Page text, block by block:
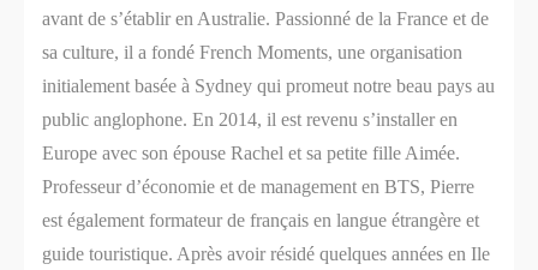
avant de s’établir en Australie. Passionné de la France et de
sa culture, il a fondé French Moments, une organisation
initialement basée à Sydney qui promeut notre beau pays au
public anglophone. En 2014, il est revenu s’installer en
Europe avec son épouse Rachel et sa petite fille Aimée.
Professeur d’économie et de management en BTS, Pierre
est également formateur de français en langue étrangère et
guide touristique. Après avoir résidé quelques années en Ile